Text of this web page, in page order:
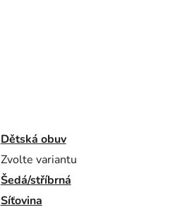
Dětská obuv
Zvolte variantu
Šedá/stříbrná
Síťovina